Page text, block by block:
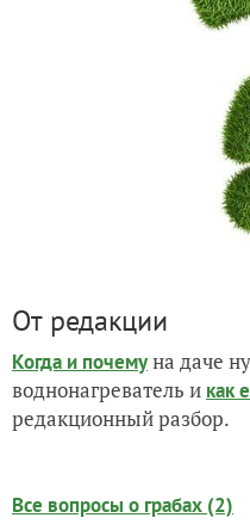
От редакции
Когда и почемуна даче
воднонагреватель и как
редакционный разбор.
Все вопросы о грабах (2)